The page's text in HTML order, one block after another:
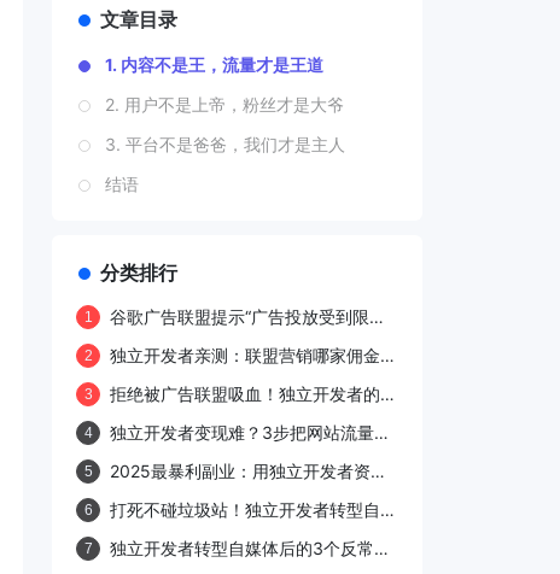
文章目录
1. 内容不是王，流量才是王道
2. 用户不是上帝，粉丝才是大爷
3. 平台不是爸爸，我们才是主人
结语
分类排行
1
谷歌广告联盟提示“广告投放受到限
2
独立开发者亲测：联盟营销哪家佣金
3
拒绝被广告联盟吸血！独立开发者的4
4
独立开发者变现难？3步把网站流量变
5
2025最暴利副业：用独立开发者资源
6
打死不碰垃圾站！独立开发者转型自媒
7
独立开发者转型自媒体后的3个反常识